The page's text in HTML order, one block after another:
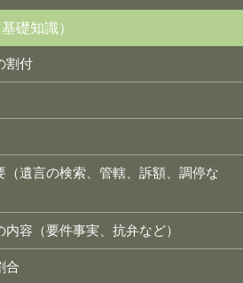
礎知識）
割付
（遺言の検索、管轄、訴額、調停な
容（要件事実、抗弁など）
合